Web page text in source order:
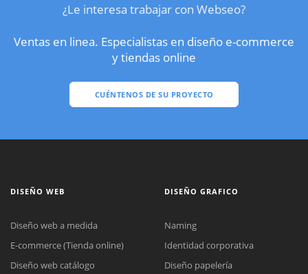
¿Le interesa trabajar con Webseo?
Ventas en linea. Especialistas en diseño e-commerce
y tiendas online
CUÉNTENOS DE SU PROYECTO
DISEÑO WEB
Diseño web a medida
E-commerce (Tienda online)
Diseño web catálogo
DISEÑO GRAFICO
Naming
Identidad corporativa
Diseño papelería